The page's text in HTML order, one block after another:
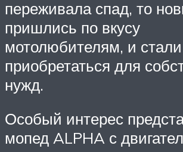
переживала спад, то
пришлись по вкусу
мотолюбителям, и
приобретаться для
нужд.
Особый интерес
мопед ALPHA с